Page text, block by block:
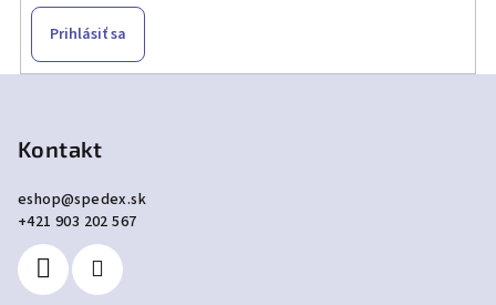
Prihlásiť sa
Kontakt
eshop@spedex.sk
+421 903 202 567